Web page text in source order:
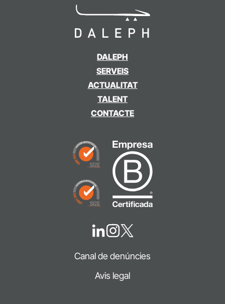
DALEPH
SERVEIS
ACTUALITAT
TALENT
CONTACTE
Canal de denúncies
Avis legal